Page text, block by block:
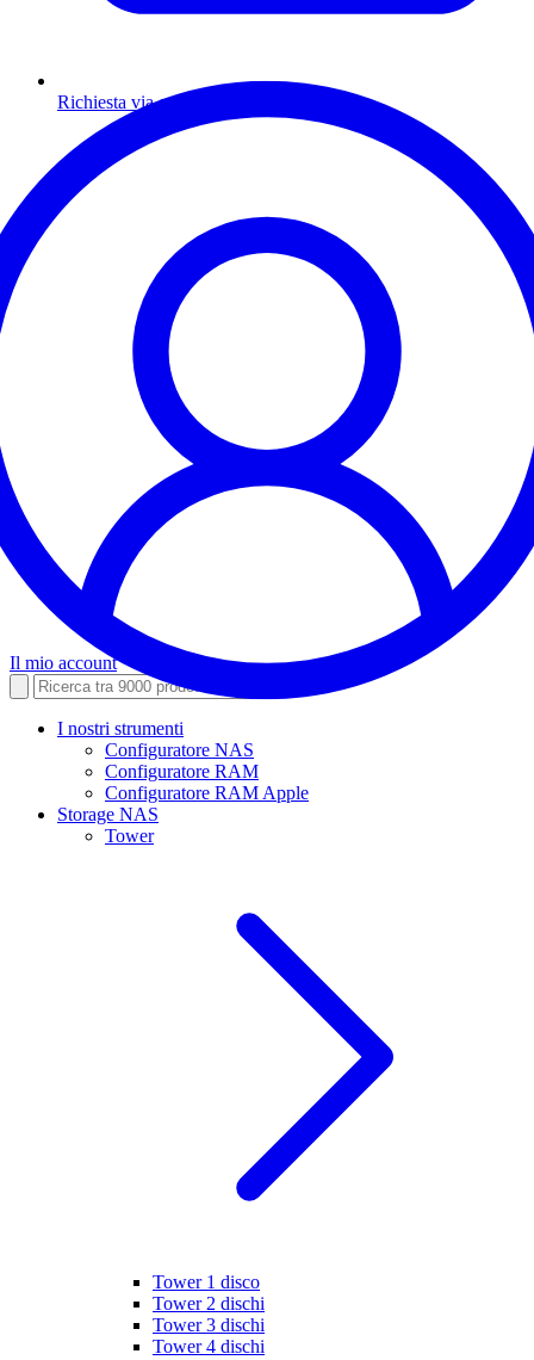
Richiesta via email
Il mio account
I nostri strumenti
Configuratore NAS
Configuratore RAM
Configuratore RAM Apple
Storage NAS
Tower
Tower 1 disco
Tower 2 dischi
Tower 3 dischi
Tower 4 dischi